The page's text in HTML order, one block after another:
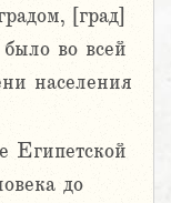
[град]
во всей
населения
Египетской
до